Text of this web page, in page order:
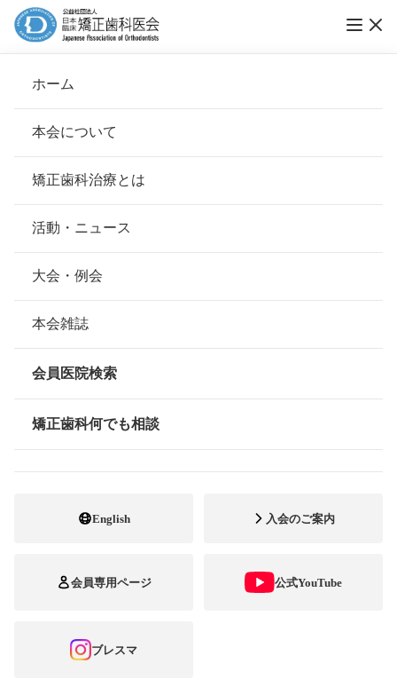
ホーム
本会について
会長挨拶
基本理念
組織について
本会の歴史
情報公開
矯正歯科治療とは
安心して治療を受けていただくための「6つの指針」
安心できる矯正歯科治療契約のための「7つの提言」
矯正歯科治療について
活動・ニュース
大会・例会
本会雑誌
会員医院検索
矯正歯科何でも相談
English 入会のご案内
会員専用ページ 公式YouTube
ブレスマ
ホーム お知らせ
歯と歯並びのニューズレターvol.19
2026.02.13
歯と歯並びのニューズレターvol.18
2025.09.15 歯と歯並びのニューズレター
歯と歯並びのニューズレターvol.17
歯と歯並びのニューズレターvol.16
歯と歯並びのニューズレターvol.15